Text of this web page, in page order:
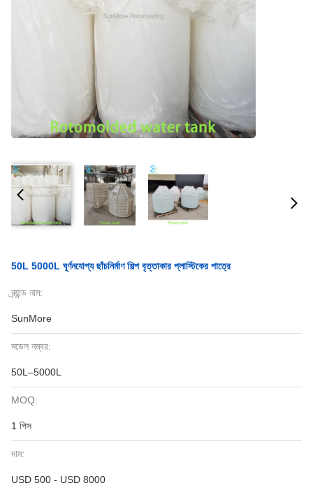
50L 5000L ঘূর্ণনযোগ্য ছাঁচনির্মাণ শিল্প বৃত্তাকার প্লাস্টিকের পাত্রে
ব্র্যান্ড নাম:
SunMore
মডেল নম্বর:
50L–5000L
MOQ:
1 পিস
দাম:
USD 500 - USD 8000